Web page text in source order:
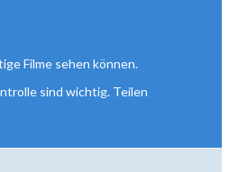
Filme sehen können.
sind wichtig. Teilen